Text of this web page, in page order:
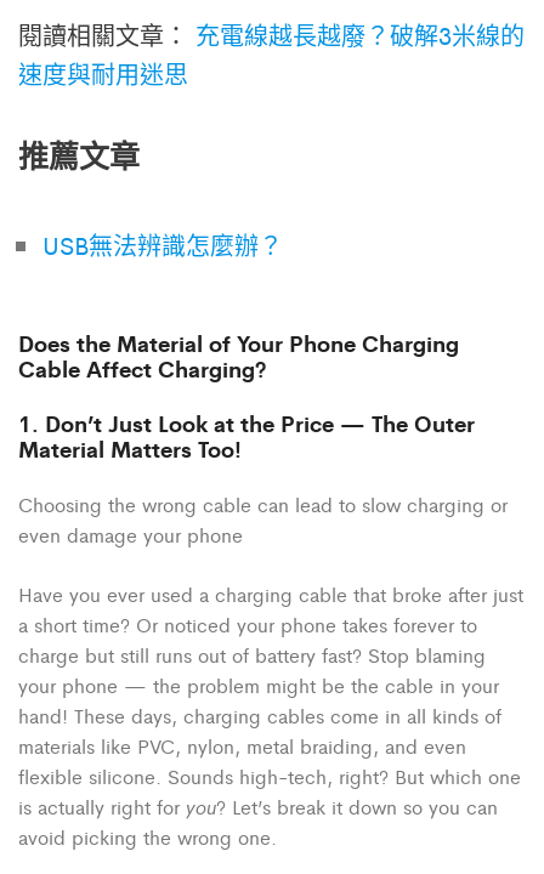
閱讀相關文章： 充電線越長越廢？破解3米線的
速度與耐用迷思
推薦文章
USB無法辨識怎麼辦？
Does the Material of Your Phone Charging
Cable Affect Charging?
1. Don’t Just Look at the Price — The Outer
Material Matters Too!
Choosing the wrong cable can lead to slow charging or
even damage your phone
Have you ever used a charging cable that broke after just
a short time? Or noticed your phone takes forever to
charge but still runs out of battery fast? Stop blaming
your phone — the problem might be the cable in your
hand! These days, charging cables come in all kinds of
materials like PVC, nylon, metal braiding, and even
flexible silicone. Sounds high-tech, right? But which one
is actually right for you? Let’s break it down so you can
avoid picking the wrong one.